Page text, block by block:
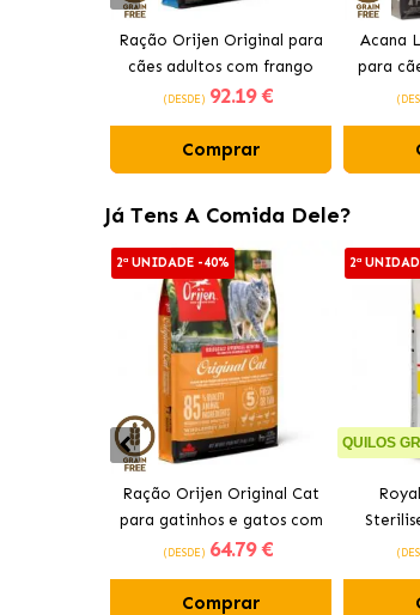
Ração Orijen Original para
cães adultos com frango
(DESDE) 92.19 €
Comprar
Acana
para
Já Tens A Comida Dele?
2ª UNIDADE -40%
Ração Orijen Original Cat
para gatinhos e gatos com
frango
(DESDE) 64.79 €
Comprar
2ª
QUILOS
gato